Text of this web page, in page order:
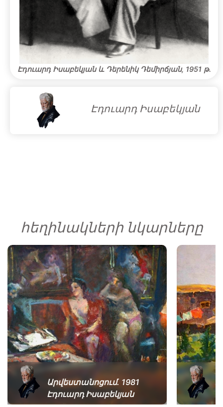
Էդուարդ Իսաբեկյան և Դերենիկ Դեմիրճյան, 1951 թ․
Էդուարդ Իսաբեկյան
հեղինակների նկարները
Արվեստանոցում. 1981
Էդուարդ Իսաբեկյան